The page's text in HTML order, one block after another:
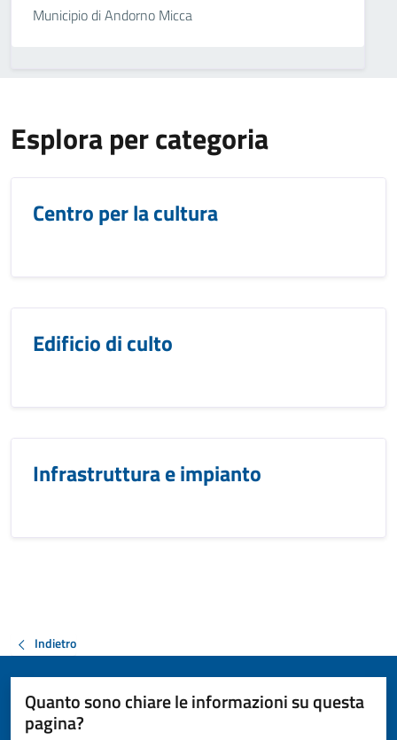
Municipio di Andorno Micca
Esplora per categoria
Centro per la cultura
Edificio di culto
Infrastruttura e impianto
Indietro
Quanto sono chiare le informazioni su questa
pagina?